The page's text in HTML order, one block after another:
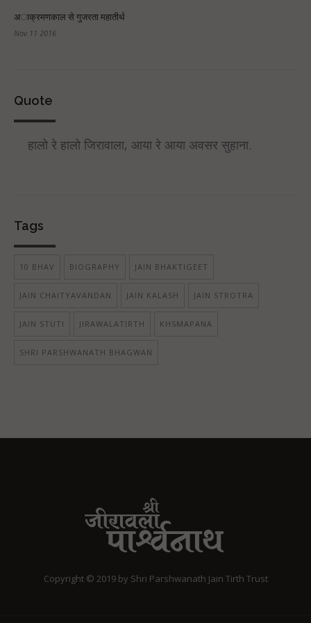
अाक्रमणकाल से गुजरता महातीर्थ
Nov 11 2016
Quote
हालो रे हालो जिरावाला, आया रे आया अवसर सुहाना.
Tags
10 BHAV BIOGRAPHY JAIN BHAKTIGEET
JAIN CHAITYAVANDAN JAIN KALASH JAIN STROTRA
JAIN STUTI JIRAWALATIRTH KHSMAPANA
SHRI PARSHWANATH BHAGWAN
Copyright © 2019 by Shri Parshwanath Jain Tirth Trust